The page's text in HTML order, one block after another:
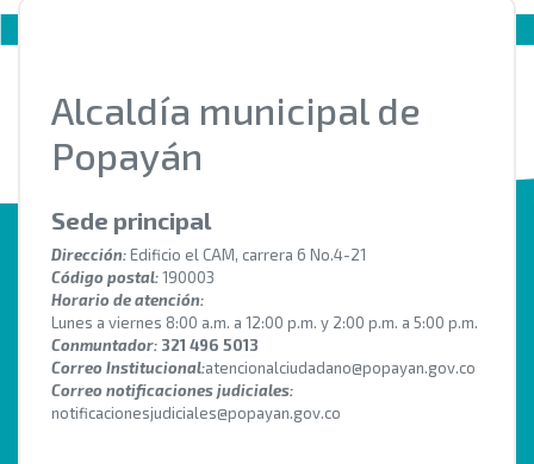
Alcaldía municipal de
Popayán
Sede principal
Dirección: Edificio el CAM, carrera 6 No.4-21
Código postal:190003
Horario de atención:
Lunes a viernes 8:00 a.m. a 12:00 p.m. y 2:00 p.m. a 5:00 p.m.
Conmuntador: 321 496 5013
Correo Institucional:atencionalciudadano@popayan.gov.co
Correo notificaciones judiciales:
notificacionesjudiciales@popayan.gov.co